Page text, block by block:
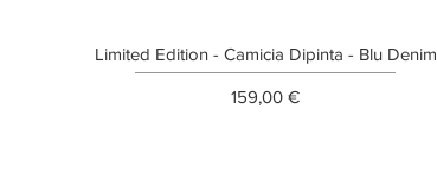
Limited Edition - Camicia Dipinta - Blu Denim
Prezzo
159,00 €